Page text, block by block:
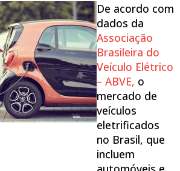
De acordo com
dados da
Associação
Brasileira do
Veículo Elétrico
– ABVE, o
mercado de
veículos
eletrificados
no Brasil, que
incluem